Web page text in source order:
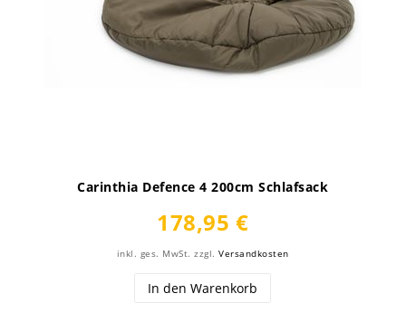
Carinthia Defence 4 200cm Schlafsack
178,95 €
inkl. ges. MwSt. zzgl.Versandkosten
In den Warenkorb